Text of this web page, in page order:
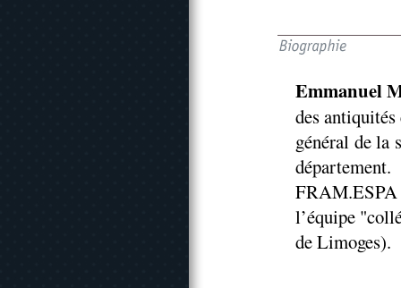
Emmanuel
des
général de la
l’équipe
de Limoges).